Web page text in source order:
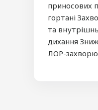
приносових
гортані
та
дихання
ЛОР-